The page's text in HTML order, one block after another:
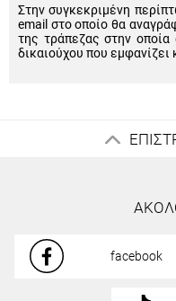
Στην συγκεκριμένη
email στο οποίο θα
της τράπεζας στην
δικαιούχου που
facebook